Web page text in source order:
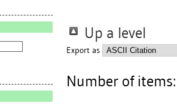
Up a level
Export as
Number of